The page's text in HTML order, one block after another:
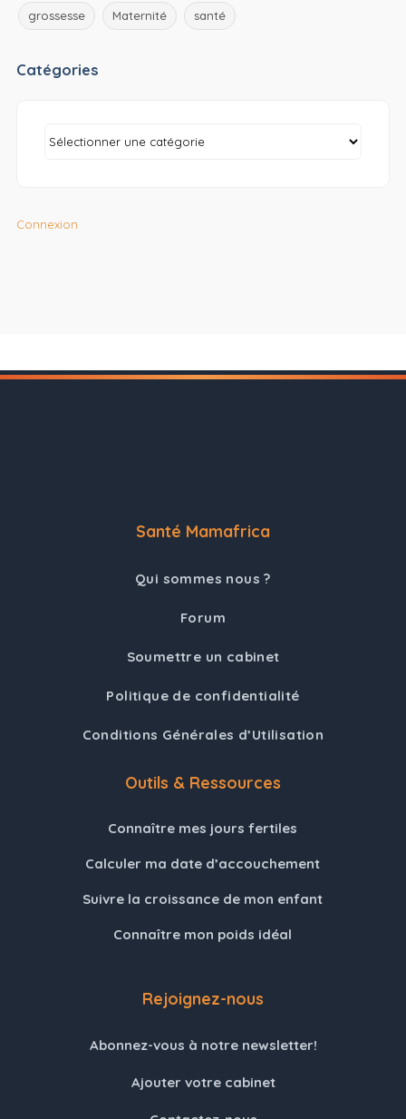
grossesse Maternité santé
Catégories
Connexion
Santé Mamafrica
Qui sommes nous ?
Forum
Soumettre un cabinet
Politique de confidentialité
Conditions Générales d’Utilisation
Outils & Ressources
Connaître mes jours fertiles
Calculer ma date d’accouchement
Suivre la croissance de mon enfant
Connaître mon poids idéal
Rejoignez-nous
Abonnez-vous à notre newsletter!
Ajouter votre cabinet